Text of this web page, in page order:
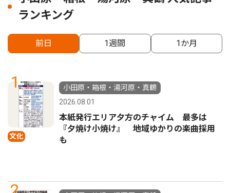
ランキング
前日 1週間 1か月
1
文化
小田原・箱根・湯河原・真鶴
2026.08.01
本紙発行エリア夕方のチャイム 最多は
『夕焼け小焼け』 地域ゆかりの楽曲採用
も